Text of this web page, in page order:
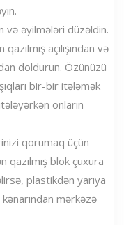
və əyilmələri düzəldin.
açılışından və
doldurun. Özünüzü
bir-bir itələmək
onların
qorumaq üçün
qazılmış blok çuxura
plastikdən yarıya
mərkəzə